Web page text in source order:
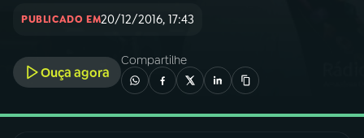
INÍCIO
A RÁDIO
03PROGRAMAÇÃO
PUBLICADO EM20/12/2016, 17:43
Ouça agora
Compartilhe